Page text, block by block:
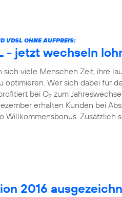
VDSL OHNE AUFPREIS:
- jetzt wechseln
viele Menschen Zeit, ihre
optimieren. Wer sich dabei für
bei O2 zum
erhalten Kunden bei
Willkommensbonus. Zusätzlich
2016